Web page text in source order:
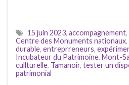
15 juin 2023, accompagnement,
Centre des Monuments nationaux,
durable, entreprreneurs,
Incubateur du Patrimoine, Mont-
cullturelle, Tamanoir, tester un
patrimonial